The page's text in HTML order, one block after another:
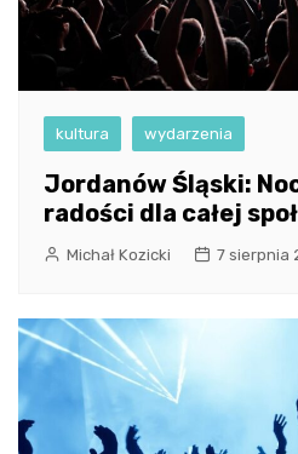
kultura wydarzenia
Jordanów Śląski:
radości dla całej
Michał Kozicki 7 sierpnia